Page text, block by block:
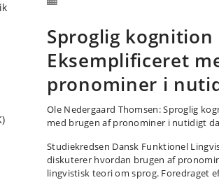
Sproglig
Eksemplificeret
pronominer i
Ole Nedergaard Thomsen: Sproglig
med brugen af pronominer i nutidigt
Studiekredsen Dansk Funktionel
diskuterer hvordan brugen af
lingvistisk teori om sprog. Foredraget